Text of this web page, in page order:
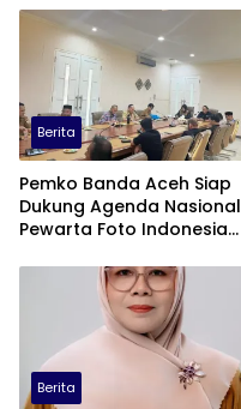
Berita
Pemko Banda Aceh Siap
Dukung Agenda Nasional
Pewarta Foto Indonesia
Berita